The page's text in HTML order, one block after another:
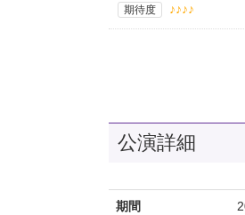
期待度 ♪♪♪♪
公演詳細
期間